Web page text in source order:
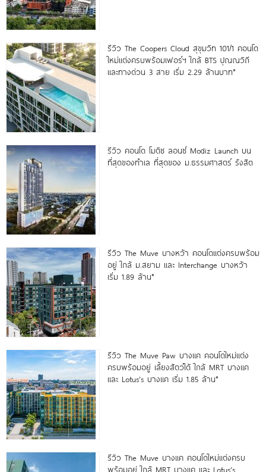
รีวิว The Coopers Cloud สุขุมวิท 101/1 คอนโด
ใหม่แต่งครบพร้อมเฟอร์ฯ ใกล้ BTS ปุณณวิถี
และทางด่วน 3 สาย เริ่ม 2.29 ล้านบาท*
รีวิว คอนโด โมดิซ ลอนซ์ Modiz Launch บน
ที่สุดของทำเล ที่สุดของ ม.ธรรมศาสตร์ รังสิต
รีวิว The Muve บางหว้า คอนโดแต่งครบพร้อม
อยู่ ใกล้ ม.สยาม และ Interchange บางหว้า
เริ่ม 1.89 ล้าน*
รีวิว The Muve Paw บางแค คอนโดใหม่แต่ง
ครบพร้อมอยู่ เลี้ยงสัตว์ได้ ใกล้ MRT บางแค
และ Lotus’s บางแค เริ่ม 1.85 ล้าน*
รีวิว The Muve บางแค คอนโดใหม่แต่งครบ
พร้อมอยู่ ใกล้ MRT บางแค และ Lotus’s